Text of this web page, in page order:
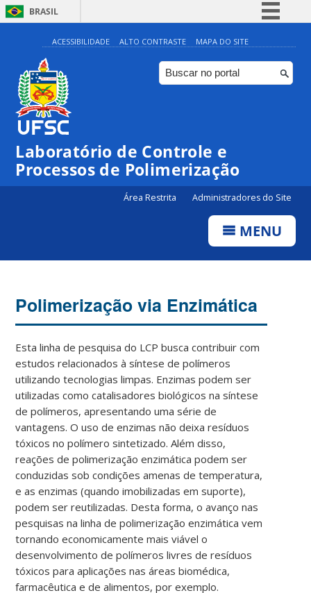
BRASIL
Simplifique!
Comunica BR
Participe
Canais
ACESSIBILIDADE ALTO CONTRASTE MAPA DO SITE
Laboratório de Controle e
Processos de Polimerização
Área Restrita Administradores do Site
MENU
Polimerização via Enzimática
Esta linha de pesquisa do LCP busca contribuir com
estudos relacionados à síntese de polímeros
utilizando tecnologias limpas. Enzimas podem ser
utilizadas como catalisadores biológicos na síntese
de polímeros, apresentando uma série de
vantagens. O uso de enzimas não deixa resíduos
tóxicos no polímero sintetizado. Além disso,
reações de polimerização enzimática podem ser
conduzidas sob condições amenas de temperatura,
e as enzimas (quando imobilizadas em suporte),
podem ser reutilizadas. Desta forma, o avanço nas
pesquisas na linha de polimerização enzimática vem
tornando economicamente mais viável o
desenvolvimento de polímeros livres de resíduos
tóxicos para aplicações nas áreas biomédica,
farmacêutica e de alimentos, por exemplo.